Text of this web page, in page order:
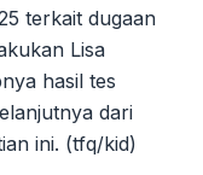
terkait dugaan
Lisa
hasil tes
dari
ini. (tfq/kid)